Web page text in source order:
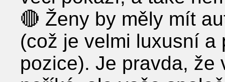
🔴 Ženy by měly mít
(což je velmi luxusní
pozice). Je pravda, že